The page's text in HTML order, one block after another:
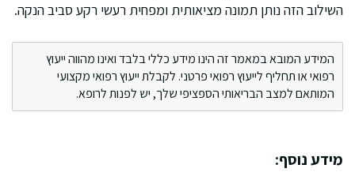
השילוב הזה נותן תמונה מציאותית ומפחית רעשי רקע סביב הנקה.
המידע המובא במאמר זה הינו מידע כללי בלבד ואינו מהווה ייעוץ
רפואי או תחליף לייעוץ רפואי פרטני. לקבלת ייעוץ רפואי מקצועי
המותאם למצב הבריאותי הספציפי שלך, יש לפנות לרופא.
מידע נוסף: